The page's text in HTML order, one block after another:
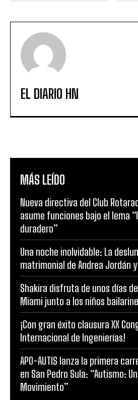
EL DIARIO HN
MÁS LEÍDO
Nueva directiva del Club
asume funciones bajo el lema
duradero”
Una noche inolvidable: La
matrimonial de Andrea Jordán
Shakira disfruta de unos días
Miami junto a los niños
¡Con gran éxito clausura XX
Internacional de Ingenierías!
APO-AUTIS lanza la primera
en San Pedro Sula: “Autismo:
Movimiento”